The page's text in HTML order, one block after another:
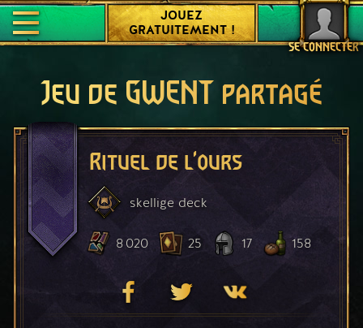
SE CONNECTER
JOUEZ
GRATUITEMENT !
Jeu de GWENT partagé
Rituel de l'ours
skellige deck
8 020 25 17 158